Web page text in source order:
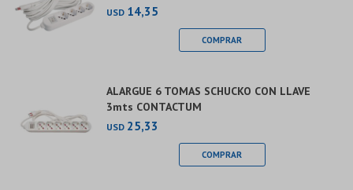
USD 14,35
ALARGUE 6 TOMAS SCHUCKO CON LLAVE
3mts CONTACTUM
USD 25,33